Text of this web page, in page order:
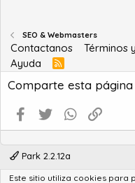
SEO & Webmasters
Contactanos Términos
Ayuda
R
S
S
Comparte esta página
Facebook
Twitter WhatsApp
Park 2.2.12a
®
Este sitio utiliza cookies para